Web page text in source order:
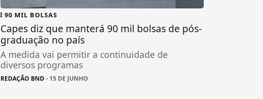
90 MIL BOLSAS
Capes diz que manterá 90 mil bolsas de pós-
graduação no país
A medida vai permitir a continuidade de
diversos programas
REDAÇÃO BND- 15 DE JUNHO